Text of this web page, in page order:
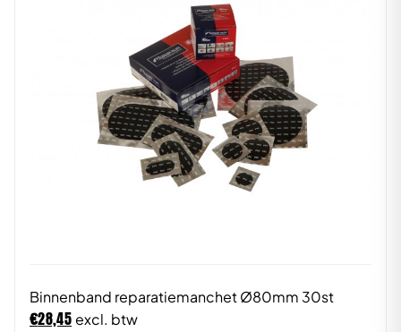
Binnenband reparatiemanchet Ø80mm 30st
€28,45 excl. btw